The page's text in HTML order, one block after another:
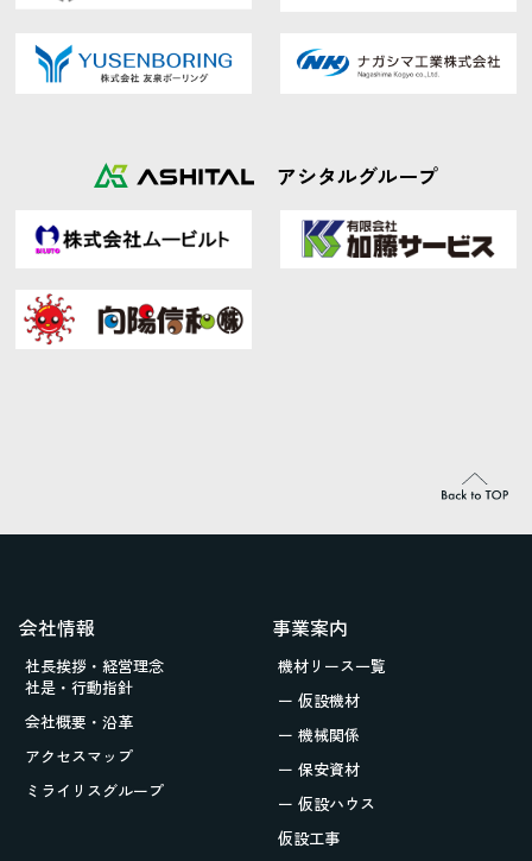
アシタルグループ
会社情報
社長挨拶・経営理念
社是・行動指針
会社概要・沿革
アクセスマップ
ミライリスグループ
事業案内
機材リース一覧
ー 仮設機材
ー 機械関係
ー 保安資材
ー 仮設ハウス
仮設工事